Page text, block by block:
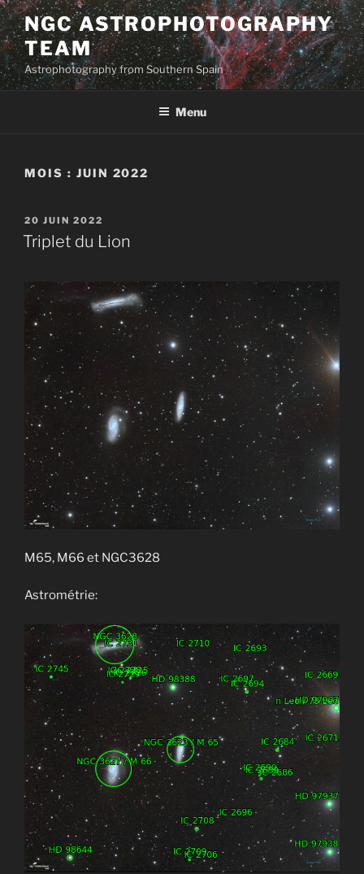
Aller
au
contenu
principal
NGC ASTROPHOTOGRAPHY
TEAM
Astrophotography from Southern Spain
Menu
MOIS : JUIN 2022
PUBLIÉ
LE
20 JUIN 2022
Triplet du Lion
M65, M66 et NGC3628
Astrométrie: